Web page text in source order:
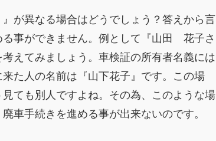
が異なる場合はどうでしょう？答えから言
事ができません。例として『山田 花子さ
えてみましょう。車検証の所有者名義には
た人の名前は『山下花子』です。この場
ても別人ですよね。その為、このような場
車手続きを進める事が出来ないのです。